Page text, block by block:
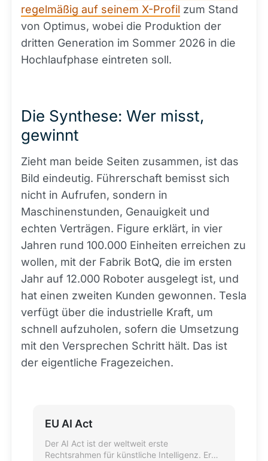
regelmäßig auf seinem X-Profil zum Stand
von Optimus, wobei die Produktion der
dritten Generation im Sommer 2026 in die
Hochlaufphase eintreten soll.
Die Synthese: Wer misst,
gewinnt
Zieht man beide Seiten zusammen, ist das
Bild eindeutig. Führerschaft bemisst sich
nicht in Aufrufen, sondern in
Maschinenstunden, Genauigkeit und
echten Verträgen. Figure erklärt, in vier
Jahren rund 100.000 Einheiten erreichen zu
wollen, mit der Fabrik BotQ, die im ersten
Jahr auf 12.000 Roboter ausgelegt ist, und
hat einen zweiten Kunden gewonnen. Tesla
verfügt über die industrielle Kraft, um
schnell aufzuholen, sofern die Umsetzung
mit den Versprechen Schritt hält. Das ist
der eigentliche Fragezeichen.
EU AI Act
Der AI Act ist der weltweit erste
Rechtsrahmen für künstliche Intelligenz. Er